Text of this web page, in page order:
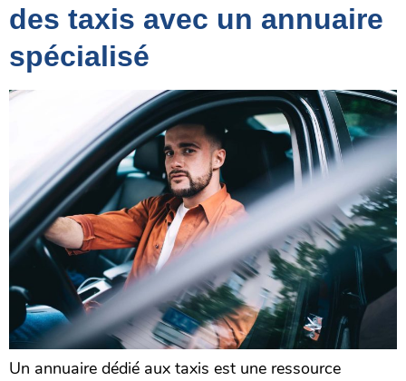
des taxis avec un annuaire
spécialisé
Un annuaire dédié aux taxis est une ressource